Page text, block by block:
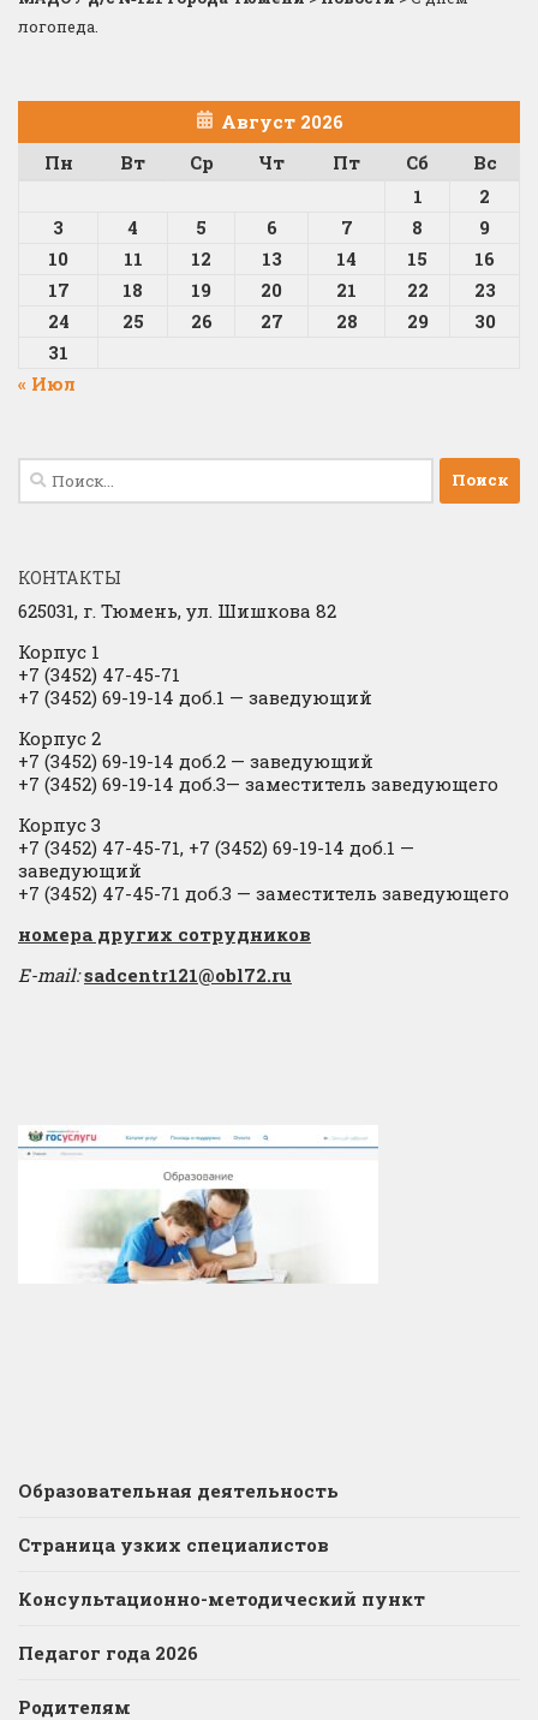
логопеда.
Август 2026
Пн
Вт Ср Чт Пт Сб
Вс
1
2
3
4 5 6 7 8
9
10
11 12 13 14 15
16
17
18 19 20 21 22
23
24
25 26 27 28 29
30
31
« Июл
Найти:
КОНТАКТЫ
625031, г. Тюмень, ул. Шишкова 82
Корпус 1
+7 (3452) 47-45-71
+7 (3452) 69-19-14 доб.1 — заведующий
Корпус 2
+7 (3452) 69-19-14 доб.2 — заведующий
+7 (3452) 69-19-14 доб.3— заместитель заведующего
Корпус 3
+7 (3452) 47-45-71, +7 (3452) 69-19-14 доб.1 —
заведующий
+7 (3452) 47-45-71 доб.3 — заместитель заведующего
​номера других сотрудников
E-mail: sadcentr121@obl72.ru
Образовательная деятельность
Страница узких специалистов
Консультационно-методический пункт
Педагог года 2026
Родителям